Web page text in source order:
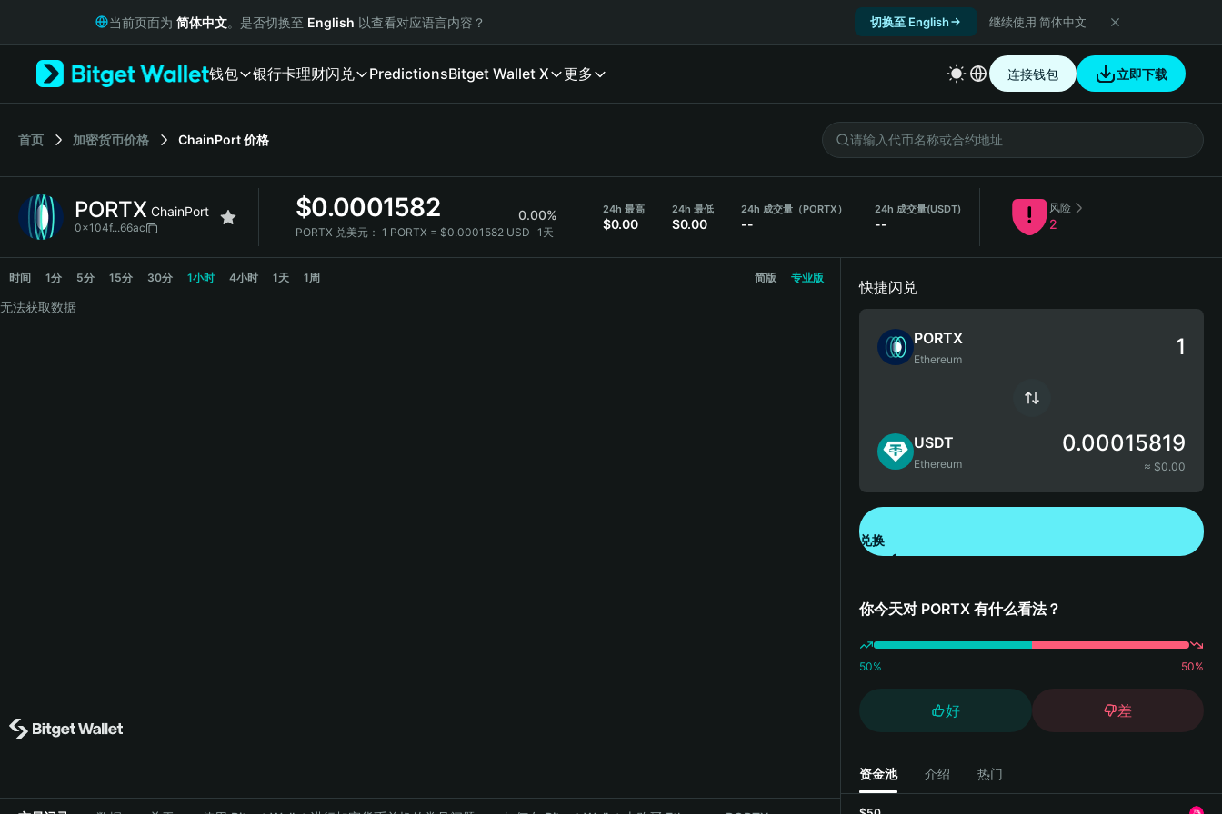
Русский
Italiano
简体中文
繁體中文
Bahasa Indonesia
हिन्दी
当前页面为 简体中文。是否切换至 English 以查看对应语言内容？ 切换至 English 继续使用 简体中文
钱包 银行卡理财闪兑 PredictionsBitget Wallet X 更多 连接钱包 立即下载
首页 加密货币价格 ChainPort价格
PORTX ChainPort
0x104f...66ac
$0.0001582 0.00%
PORTX 兑美元： 1 PORTX = $0.0001582 USD 1天
24h 最高
$0.00
24h 最低
$0.00
24h 成交量（PORTX）
--
24h 成交量(USDT)
--
风险
2
PORTX 价格走势图
时间 1分 5分 15分 30分 1小时 4小时 1天 1周 简版 专业版
无法获取数据
快捷闪兑
PORTX
Ethereum
USDT
Ethereum
0.00015819
≈ $0.00
兑换
你今天对 PORTX 有什么看法？
50% 50%
好 差
资金池 介绍 热门